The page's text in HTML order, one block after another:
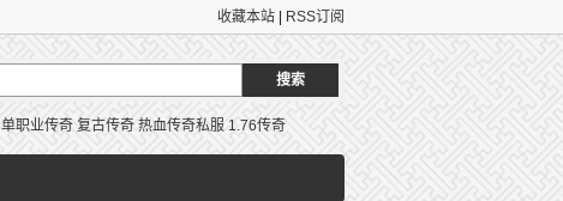
收藏本站 RSS订阅
单职业传奇 复古传奇 热血传奇私服 1.76传奇